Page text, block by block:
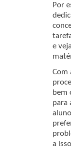
Por
e
Com
bem
para
a